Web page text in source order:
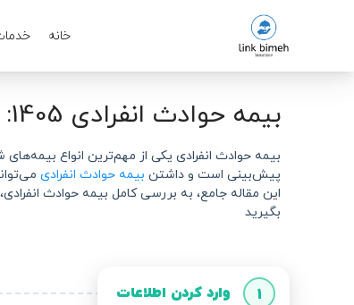
خانه
بیمه حوادث انفرادی 1405: فوت 2 میلیارد 100 ملیون تومان
بیمه حوادث انفرادی یکی از مهم‌ترین انواع
پیش‌بینی است و داشتن بیمه حوادث انفرادی
این مقاله جامع، به بررسی کامل بیمه حوادث
بگیرید
1 وارد کردن اطلاعات